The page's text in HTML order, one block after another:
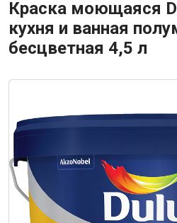
Краска моющаяся
кухня и ванная
бесцветная 4,5 л
Сухие строительные смеси
Ещё 2
Интерьер и